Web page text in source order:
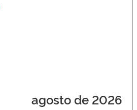
agosto de 2026